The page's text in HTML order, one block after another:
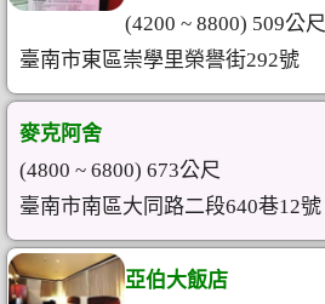
(4200 ~ 8800) 509公尺
臺南市東區崇學里榮譽街292號
麥克阿舍
(4800 ~ 6800) 673公尺
臺南市南區大同路二段640巷12號
亞伯大飯店